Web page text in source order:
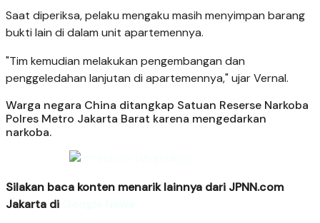
Saat diperiksa, pelaku mengaku masih menyimpan barang
bukti lain di dalam unit apartemennya.
"Tim kemudian melakukan pengembangan dan
penggeledahan lanjutan di apartemennya," ujar Vernal.
Warga negara China ditangkap Satuan Reserse Narkoba
Polres Metro Jakarta Barat karena mengedarkan
narkoba.
Silakan baca konten menarik lainnya dari JPNN.com
Jakarta di